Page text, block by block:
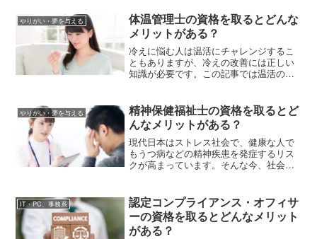
などを紹介していきます。
やりがい・夢を与える
体温管理士の資格を取るとどんな
メリットがある？
冷えに悩む人は温活にチャレンジするこ
ともありますが、冷えの改善には正しい
知識が必要です。この記事では温活のア
ます。受講費用や資格取得のメリットも
チェックしていきましょう。
やりがい・夢を与える
精神保健福祉士の資格を取るとど
んなメリットがある？
現代日本はストレス社会で、健康な人で
もうつ病などの精神疾患を発症するリス
クが高まっています。そんな今、社会的
士とはどんな仕事をする資格か、取得の
方法や取得後のメリットなどを紹介して
いきます。
IT・PC、事務系
認定コンプライアンス・オフィサ
ーの資格を取るとどんなメリット
がある？